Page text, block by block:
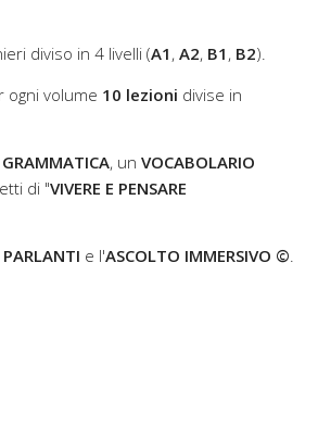
diviso in 4 livelli (A1 , A2, B1 , B2).
volume 10 lezioni divise in
GRAMMATICA, un VOCABOLARIO
di "VIVERE E PENSARE
e l'ASCOLTO IMMERSIVO ©.